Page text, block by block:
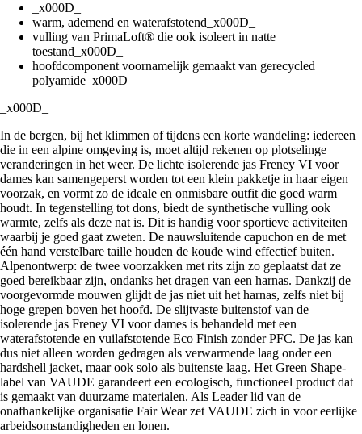
_x000D_
warm, ademend en waterafstotend_x000D_
vulling van PrimaLoft® die ook isoleert in natte
toestand_x000D_
hoofdcomponent voornamelijk gemaakt van gerecycled
polyamide_x000D_
_x000D_
In de bergen, bij het klimmen of tijdens een korte wandeling: iedereen
die in een alpine omgeving is, moet altijd rekenen op plotselinge
veranderingen in het weer. De lichte isolerende jas Freney VI voor
dames kan samengeperst worden tot een klein pakketje in haar eigen
voorzak, en vormt zo de ideale en onmisbare outfit die goed warm
houdt. In tegenstelling tot dons, biedt de synthetische vulling ook
warmte, zelfs als deze nat is. Dit is handig voor sportieve activiteiten
waarbij je goed gaat zweten. De nauwsluitende capuchon en de met
één hand verstelbare taille houden de koude wind effectief buiten.
Alpenontwerp: de twee voorzakken met rits zijn zo geplaatst dat ze
goed bereikbaar zijn, ondanks het dragen van een harnas. Dankzij de
voorgevormde mouwen glijdt de jas niet uit het harnas, zelfs niet bij
hoge grepen boven het hoofd. De slijtvaste buitenstof van de
isolerende jas Freney VI voor dames is behandeld met een
waterafstotende en vuilafstotende Eco Finish zonder PFC. De jas kan
dus niet alleen worden gedragen als verwarmende laag onder een
hardshell jacket, maar ook solo als buitenste laag. Het Green Shape-
label van VAUDE garandeert een ecologisch, functioneel product dat
is gemaakt van duurzame materialen. Als Leader lid van de
onafhankelijke organisatie Fair Wear zet VAUDE zich in voor eerlijke
arbeidsomstandigheden en lonen.